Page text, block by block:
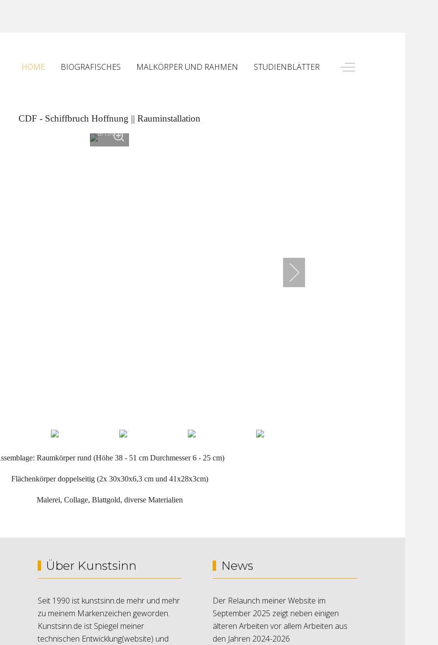
HOME BIOGRAFISCHES MALKÖRPER UND RAHMEN STUDIENBLÄTTER Off-Canvas Toggle
CDF - Schiffbruch Hoffnung || Rauminstallation
1
ansicht
Raumkörper rund (Höhe 38 - 51 cm Durchmesser 6 - 25 cm)
Flächenkörper doppelseitig (2x 30x30x6,3 cm und 41x28x3cm)
Malerei, Collage, Blattgold, diverse Materialien
Über Kunstsinn
Seit 1990 ist kunstsinn.de mehr und mehr
zu meinem Markenzeichen geworden.
Kunstsinn.de ist Spiegel meiner
technischen Entwicklung(website) und
News
Der Relaunch meiner Website im
September 2025 zeigt neben einigen
älteren Arbeiten vor allem Arbeiten aus
den Jahren 2024-2026